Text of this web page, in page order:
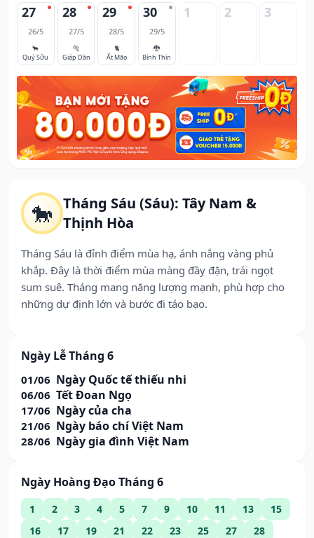
🐎 Tháng Sáu (Sáu): Tây Nam &
Thịnh Hòa
Tháng Sáu là đỉnh điểm mùa hạ, ánh nắng vàng phủ
khắp. Đây là thời điểm mùa màng đầy đặn, trái ngọt
sum suê. Tháng mang năng lượng mạnh, phù hợp cho
những dự định lớn và bước đi táo bạo.
Ngày Lễ Tháng 6
01/06 Ngày Quốc tế thiếu nhi
06/06 Tết Đoan Ngọ
17/06 Ngày của cha
21/06 Ngày báo chí Việt Nam
28/06 Ngày gia đình Việt Nam
Ngày Hoàng Đạo Tháng 6
1 2 3 4 5 7 9 10 11 13
15
16
17 19 21 22 23 25 27
28
27
26/5
🐂
Quý Sửu
28
27/5
🐅
Giáp Dần
29
28/5
🐈
Ất Mão
30
29/5
🐉
Bính Thìn
1 2 3